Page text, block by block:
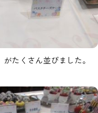
がたくさん並びました。